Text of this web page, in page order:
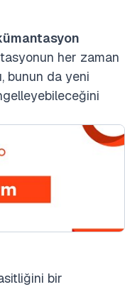
her zaman
bunun da yeni
bir